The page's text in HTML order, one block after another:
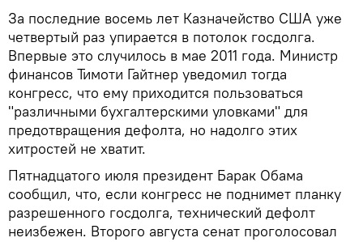
За последние восемь лет Казначейство США уже
четвертый раз упирается в потолок госдолга.
Впервые это случилось в мае 2011 года. Министр
финансов Тимоти Гайтнер уведомил тогда
конгресс, что ему приходится пользоваться
"различными бухгалтерскими уловками" для
предотвращения дефолта, но надолго этих
хитростей не хватит.
Пятнадцатого июля президент Барак Обама
сообщил, что, если конгресс не поднимет планку
разрешенного госдолга, технический дефолт
неизбежен. Второго августа сенат проголосовал